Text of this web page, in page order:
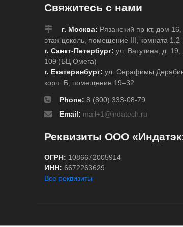
Свяжитесь с нами
г. Москва: Рязанский пр-кт, дом
этаж цоколь, помещение III, комната 1.2
г. Санкт-Петербург: ул. Ватутина, д.
109 (БЦ Омега)
г. Екатеринбург: ул. Серафимы
корп. Б, помещение 19–32
Phone: 8 (800) 333-08-79
Email: mail+1@indatech.ru
Реквизиты ООО
ОГРН: 1086672005914
ИНН: 6672263629
Все реквизиты